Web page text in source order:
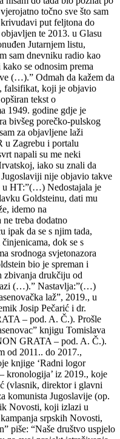
točno sve što sam
put feljtona do
te 2013. u Glasu
Jutarnjem listu,
sam dnevniku radio kao
se odnosim prema
(…).” Odmah da kažem da
falsifikat, koji je objavio
tekst o
1949. godine gdje je
bivšeg porečko-pulskog
za objavljene laži
u Zagrebu i portalu
napali su me neki
iako su znali da
nije objavio takve
HT:”(…) Nedostajala je
Goldsteinu, dati mu
idemo na
treba dodatno
ipak da se s njim tada,
dok se s
srodnoga svjetonazora
bio je spreman i
zbivanja drukčiju od
(…).” Nastavlja:”(…)
laž”, 2019., u
Josip Pečarić i dr.
– pod. A. Č.). Prošle
knjigu Tomislava
GRATA – pod. A. Č.).
od 2011.. do 2017.,
knjige ‘Radni logor
kronologija’ iz 2019., koje
(vlasnik, direktor i glavni
komunista Jugoslavije (op.
Novosti, koji izlazi u
srpskih Novosti,
piše: “Naše društvo uspjelo